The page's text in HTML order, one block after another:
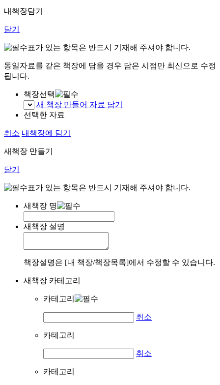
내책장담기
닫기
표가 있는 항목은 반드시 기재해 주셔야 합니다.
동일자료를 같은 책장에 담을 경우 담은 시점만 최신으로 수정
됩니다.
책장선택
새 책장 만들어 자료 담기
선택한 자료
취소 내책장에 담기
새책장 만들기
닫기
표가 있는 항목은 반드시 기재해 주셔야 합니다.
새책장 명
새책장 설명
책장설명은 [내 책장/책장목록]에서 수정할 수 있습니다.
새책장 카테고리
카테고리
취소
카테고리
취소
카테고리